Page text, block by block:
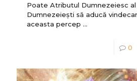
Poate Atributul Dumnezeiesc al
Dumnezeiești să aducă
aceasta percep ...
0